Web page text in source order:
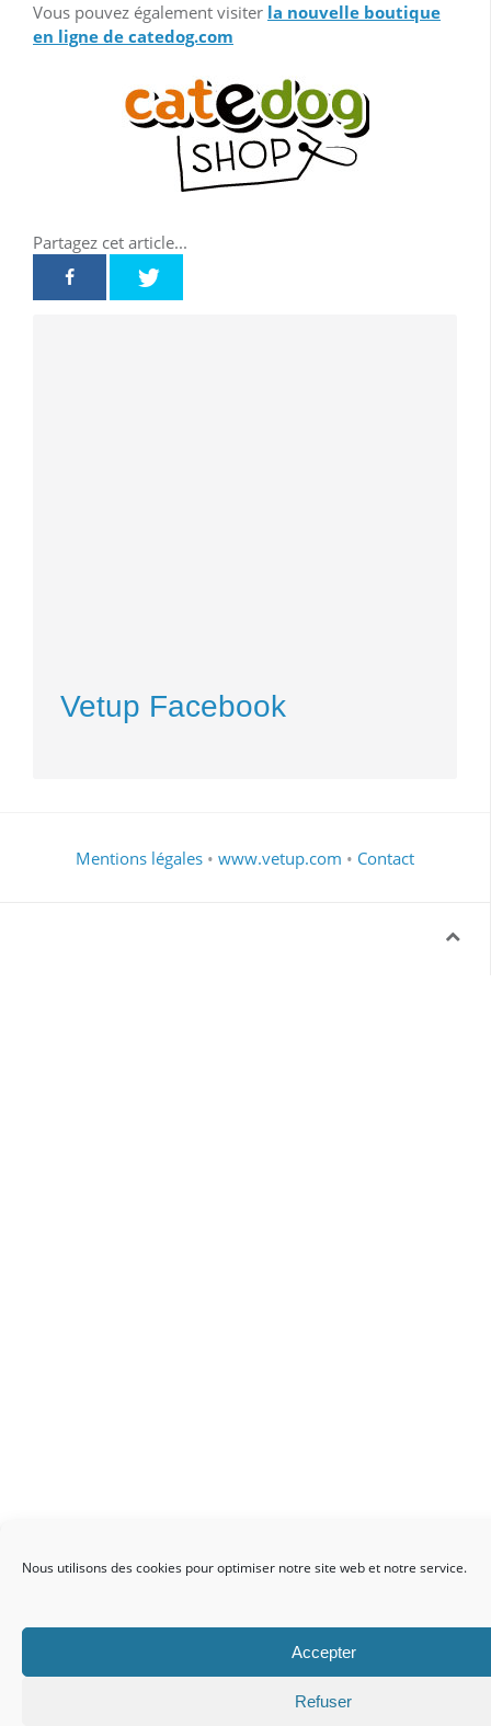
Nous utilisons des cookies pour optimiser notre site web et notre service.
Accepter
Refuser
Vous pouvez également visiter la nouvelle boutique
en ligne de catedog.com
Partagez cet article...
Vetup Facebook
Mentions légales • www.vetup.com • Contact